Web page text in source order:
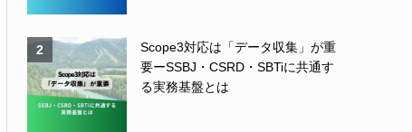
2
Scope3対応は「データ収集」が重
要ーSSBJ・CSRD・SBTiに共通す
る実務基盤とは